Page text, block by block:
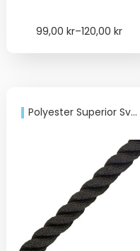
99,00kr–120,00kr
Price
Polyester Superior Svart